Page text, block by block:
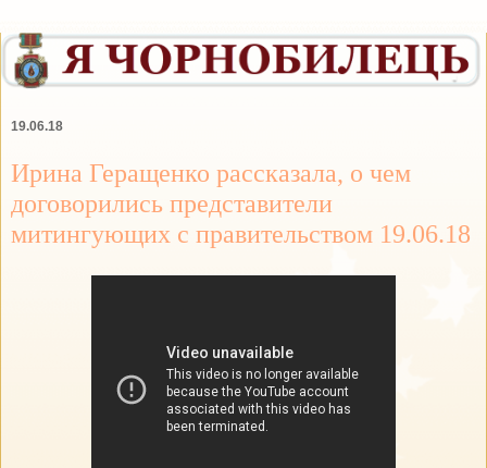
19.06.18
Ирина Геращенко рассказала, о чем
договорились представители
митингующих с правительством 19.06.18